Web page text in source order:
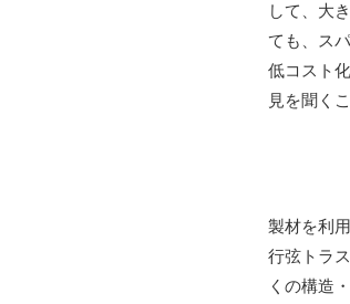
して、大
ても、ス
低コスト
見を聞く
製材を利
行弦トラ
くの構造